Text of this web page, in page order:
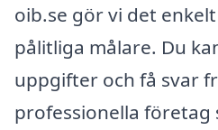
oib.se gör vi det
pålitliga målare. Du
uppgifter och få svar
professionella företag